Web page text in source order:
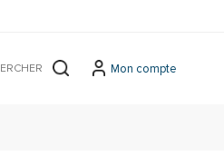
Mon compte